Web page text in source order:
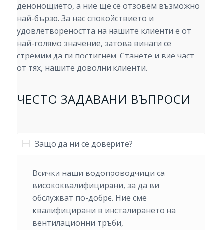
денонощието, а ние ще се отзовем възможно
най-бързо. За нас спокойствието и
удовлетвореността на нашите клиенти е от
най-голямо значение, затова винаги се
стремим да ги постигнем. Станете и вие част
от тях, нашите доволни клиенти.
ЧЕСТО ЗАДАВАНИ ВЪПРОСИ
Защо да ни се доверите?
Всички наши водопроводчици са
висококвалифицирани, за да ви
обслужват по-добре. Ние сме
квалифицирани в инсталирането на
вентилационни тръби,